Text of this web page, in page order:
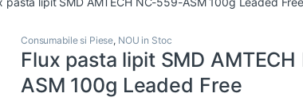
Consumabile si Piese, NOU in Stoc
Flux pasta lipit SMD
ASM 100g Leaded Free